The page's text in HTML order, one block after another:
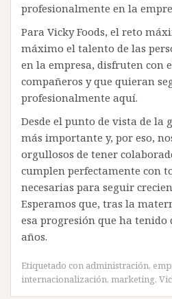
profesionalmente en la
Para Vicky Foods, el reto
máximo el talento de las
en la empresa, disfruten con
compañeros y que quieran
profesionalmente aquí.
Desde el punto de vista de la
más importante y, por eso,
orgullosos de tener
cumplen perfectamente con
necesarias para seguir
Esperamos que, tras la
esa progresión que ha tenido
años.
Etiquetado con administración,
internacionalización, marketing,